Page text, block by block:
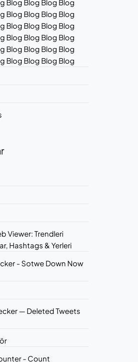
Blog Blog Blog Blog
Blog Blog Blog Blog
Blog Blog Blog Blog
Blog Blog Blog Blog
Blog Blog Blog Blog
Blog Blog Blog Blog
Viewer: Trendleri
Hashtags & Yerleri
- Sotwe Down Now
— Deleted Tweets
- Count